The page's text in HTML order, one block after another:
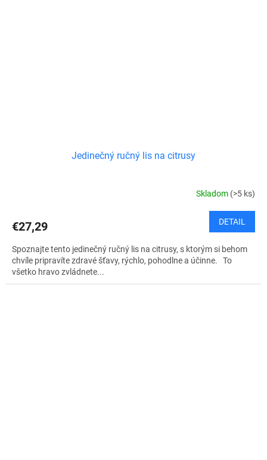
Jedinečný ručný lis na citrusy
Skladom (>5 ks)
€27,29 DETAIL
Spoznajte tento jedinečný ručný lis na citrusy, s ktorým si behom
chvíle pripravíte zdravé šťavy, rýchlo, pohodlne a účinne. To
všetko hravo zvládnete...